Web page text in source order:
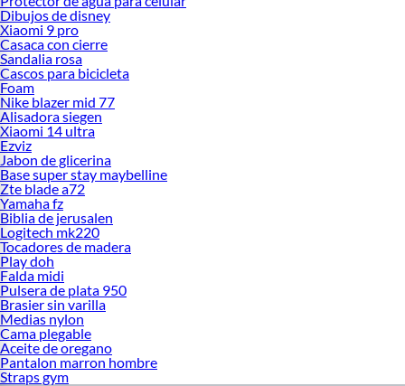
Dibujos de disney
Xiaomi 9 pro
Casaca con cierre
Sandalia rosa
Cascos para bicicleta
Foam
Nike blazer mid 77
Alisadora siegen
Xiaomi 14 ultra
Ezviz
Jabon de glicerina
Base super stay maybelline
Zte blade a72
Yamaha fz
Biblia de jerusalen
Logitech mk220
Tocadores de madera
Play doh
Falda midi
Pulsera de plata 950
Brasier sin varilla
Medias nylon
Cama plegable
Aceite de oregano
Pantalon marron hombre
Straps gym